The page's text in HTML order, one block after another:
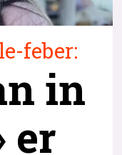
feber:
in
er